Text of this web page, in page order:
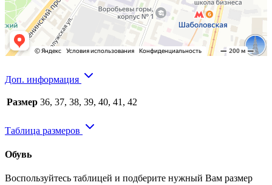
Доп. информация
Размер 36, 37, 38, 39, 40, 41, 42
Таблица размеров
Обувь
Воспользуйтесь таблицей и подберите нужный Вам размер